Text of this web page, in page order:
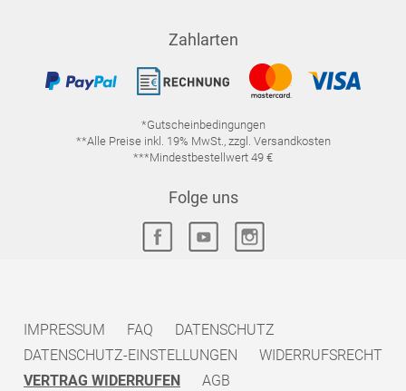
Zahlarten
*Gutscheinbedingungen
**Alle Preise inkl. 19% MwSt., zzgl. Versandkosten
***Mindestbestellwert 49 €
Folge uns
IMPRESSUM FAQ
DATENSCHUTZ
DATENSCHUTZ-EINSTELLUNGEN
WIDERRUFSRECHT
VERTRAG WIDERRUFEN
AGB